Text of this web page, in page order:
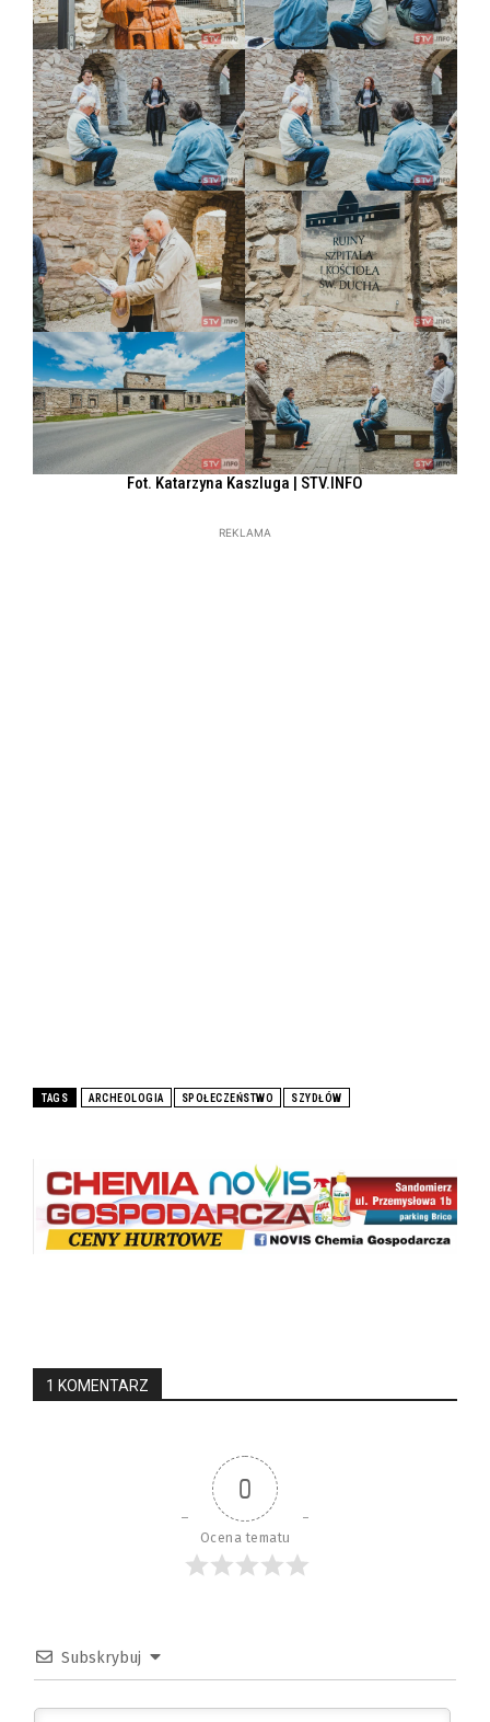
Fot. Katarzyna Kaszluga | STV.INFO
REKLAMA
TAGS ARCHEOLOGIA SPOŁECZEŃSTWO SZYDŁÓW
1 KOMENTARZ
0
Ocena tematu
Subskrybuj